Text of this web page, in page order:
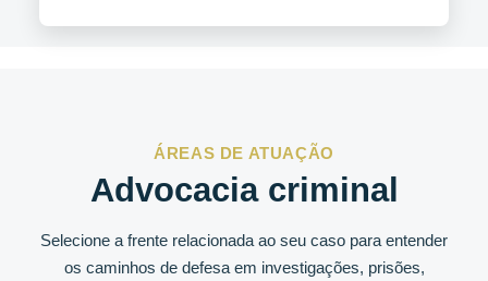
ÁREAS DE ATUAÇÃO
Advocacia criminal
Selecione a frente relacionada ao seu caso para entender
os caminhos de defesa em investigações, prisões,